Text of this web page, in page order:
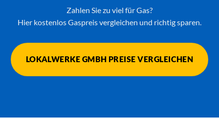
Zahlen Sie zu viel für Gas?
Hier kostenlos Gaspreis vergleichen und richtig sparen.
LOKALWERKE GMBH PREISE VERGLEICHEN